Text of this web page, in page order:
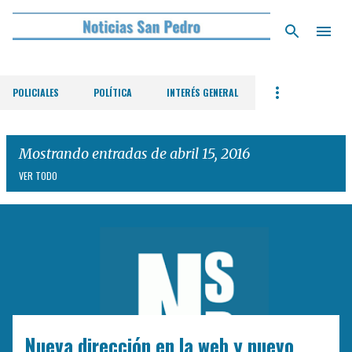
Ir al contenido principal
POLICIALES POLÍTICA INTERÉS GENERAL
Mostrando entradas de abril 15, 2016
VER TODO
Nueva dirección en la web y nuevo